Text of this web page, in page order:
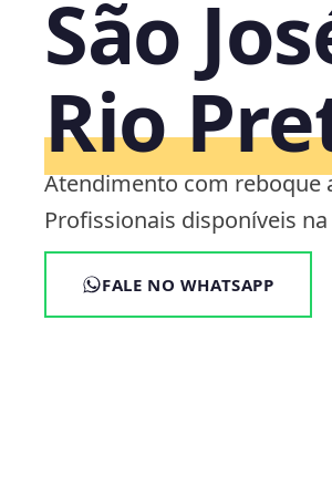
São
Rio
Atendimento com reboque
Profissionais disponíveis
FALE NO WHATSAPP